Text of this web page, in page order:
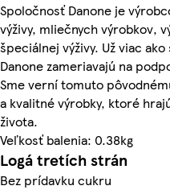
Spoločnosť Danone je
výživy, mliečnych výrobkov,
špeciálnej výživy. Už viac
Danone zameriavajú na
Sme verní tomuto
a kvalitné výrobky, ktoré
života.
Veľkosť balenia: 0.38kg
Logá tretích strán
Bez prídavku cukru